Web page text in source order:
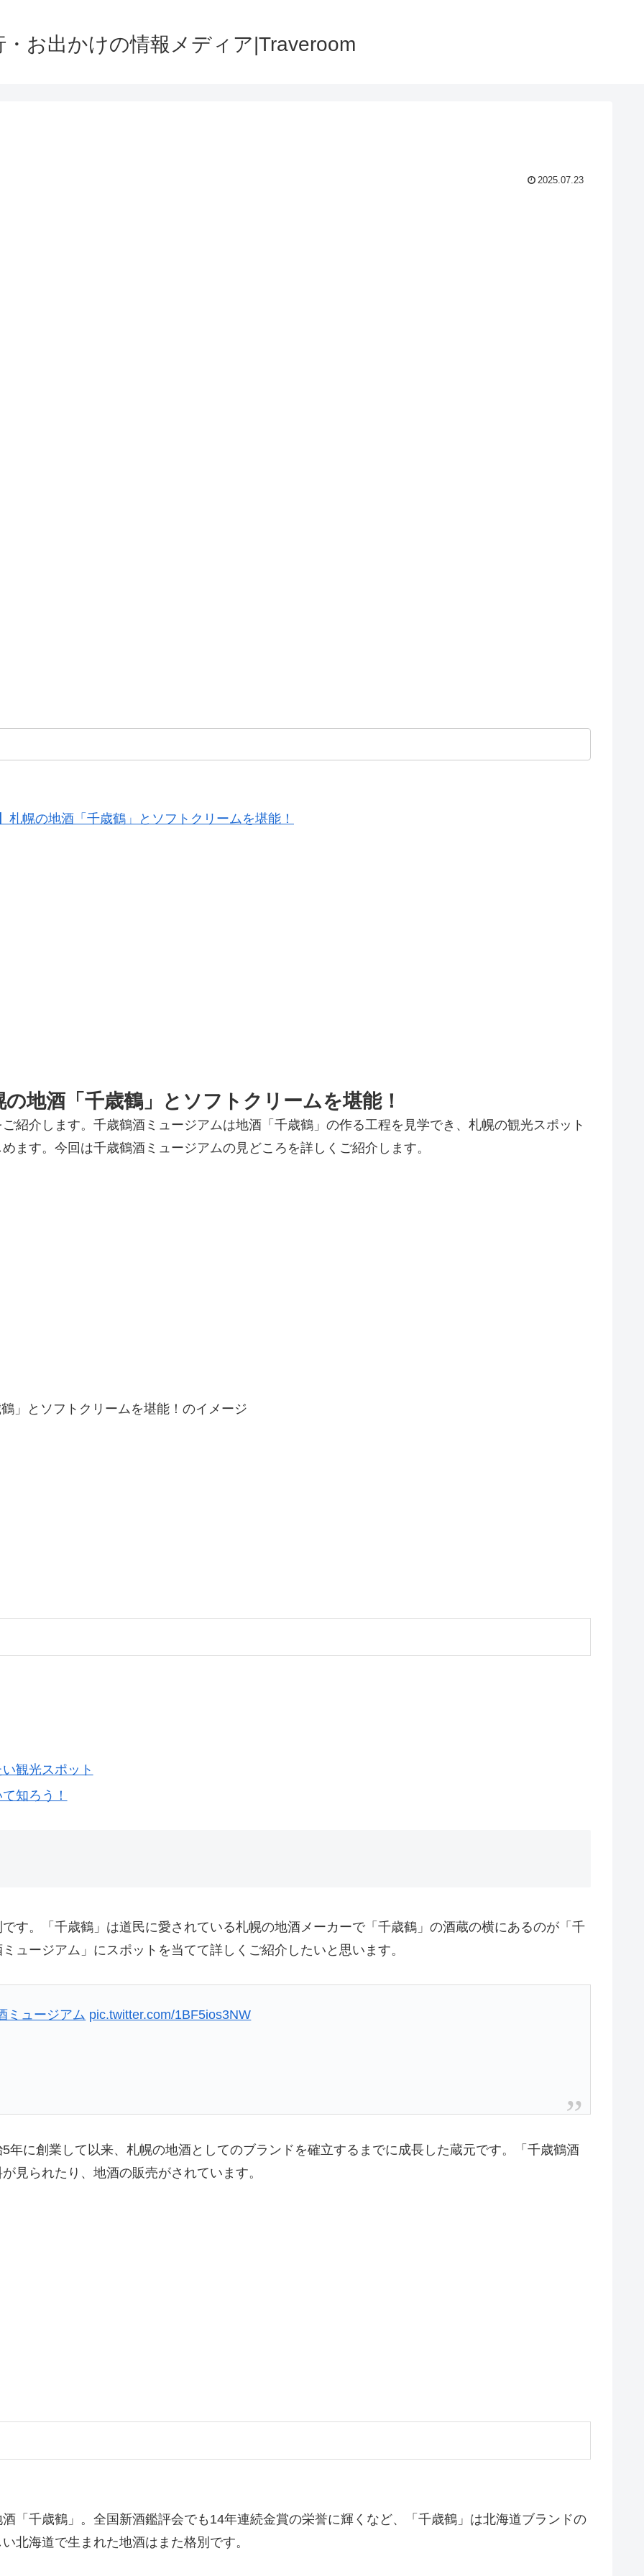
・お出かけの情報メディア|Traveroom
2025.07.23
札幌の地酒「千歳鶴」とソフトクリームを堪能！
地酒「千歳鶴」とソフトクリームを堪能！
紹介します。千歳鶴酒ミュージアムは地酒「千歳鶴」の作る工程を見学でき、札幌の観光スポット
ます。今回は千歳鶴酒ミュージアムの見どころを詳しくご紹介します。
観光スポット
知ろう！
す。「千歳鶴」は道民に愛されている札幌の地酒メーカーで「千歳鶴」の酒蔵の横にあるのが「千
ュージアム」にスポットを当てて詳しくご紹介したいと思います。
ミュージアム pic.twitter.com/1BF5ios3NW
年に創業して以来、札幌の地酒としてのブランドを確立するまでに成長した蔵元です。「千歳鶴酒
見られたり、地酒の販売がされています。
「千歳鶴」。全国新酒鑑評会でも14年連続金賞の栄誉に輝くなど、「千歳鶴」は北海道ブランドの
北海道で生まれた地酒はまた格別です。